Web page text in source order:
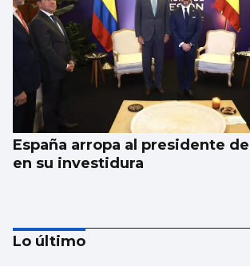
España arropa al presidente
en su investidura
Lo último